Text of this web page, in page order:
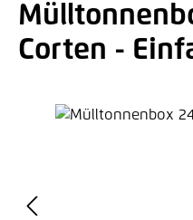
Corten -
Bildergalerie